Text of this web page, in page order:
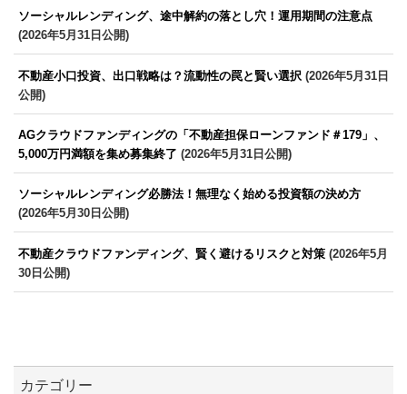
ソーシャルレンディング、途中解約の落とし穴！運用期間の注意点
(2026年5月31日公開)
不動産小口投資、出口戦略は？流動性の罠と賢い選択 (2026年5月31日
公開)
AGクラウドファンディングの「不動産担保ローンファンド＃179」、
5,000万円満額を集め募集終了 (2026年5月31日公開)
ソーシャルレンディング必勝法！無理なく始める投資額の決め方
(2026年5月30日公開)
不動産クラウドファンディング、賢く避けるリスクと対策 (2026年5月
30日公開)
カテゴリー